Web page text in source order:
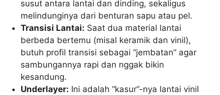
susut antara lantai dan dinding, sekaligus
melindunginya dari benturan sapu atau pel.
Transisi Lantai: Saat dua material lantai
berbeda bertemu (misal keramik dan vinil),
butuh profil transisi sebagai “jembatan” agar
sambungannya rapi dan nggak bikin
kesandung.
Underlayer: Ini adalah “kasur”-nya lantai vinil